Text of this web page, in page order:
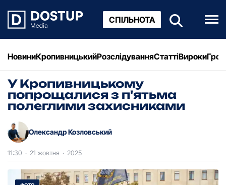
СПІЛЬНОТА
НовиниКропивницькийРозслідуванняСтаттіВироки
У Кропивницькому
попрощалися з п'ятьма
полеглими захисниками
Олександр Козловський
11:30 · 21 жовтня · 2025